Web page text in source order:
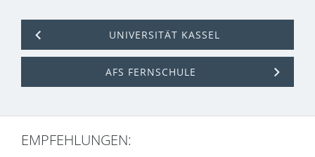
UNIVERSITÄT KASSEL
AFS FERNSCHULE
EMPFEHLUNGEN: